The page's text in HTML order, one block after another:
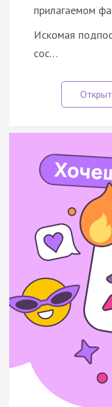
прилагаемом
Искомая
сос…